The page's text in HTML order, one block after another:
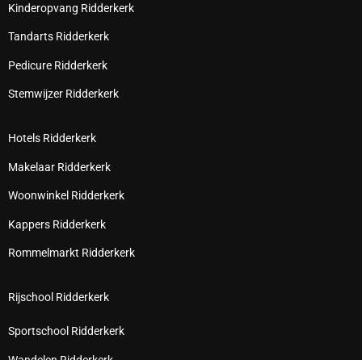
Kinderopvang Ridderkerk
Tandarts Ridderkerk
Pedicure Ridderkerk
Stemwijzer Ridderkerk
Hotels Ridderkerk
Makelaar Ridderkerk
Woonwinkel Ridderkerk
Kappers Ridderkerk
Rommelmarkt Ridderkerk
Rijschool Ridderkerk
Sportschool Ridderkerk